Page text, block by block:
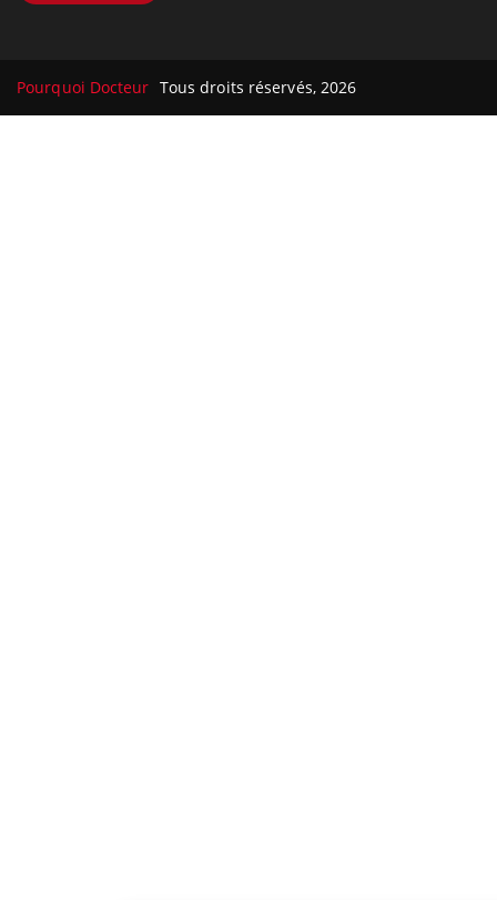
Pourquoi Docteur Tous droits réservés, 2026